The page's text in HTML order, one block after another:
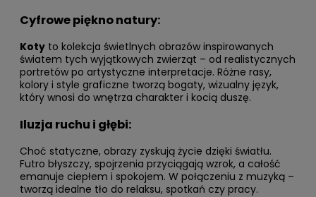
Cyfrowe piękno natury:
Koty to kolekcja świetlnych obrazów inspirowanych
światem tych wyjątkowych zwierząt – od realistycznych
portretów po artystyczne interpretacje. Różne rasy,
kolory i style graficzne tworzą bogaty, wizualny język,
który wnosi do wnętrza charakter i kocią duszę.
Iluzja ruchu i głębi:
Choć statyczne, obrazy zyskują życie dzięki światłu.
Futro błyszczy, spojrzenia przyciągają wzrok, a całość
emanuje ciepłem i spokojem. W połączeniu z muzyką –
tworzą idealne tło do relaksu, spotkań czy pracy.